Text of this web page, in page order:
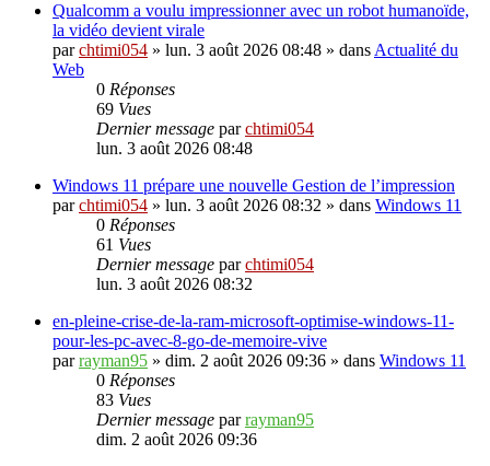
Qualcomm a voulu impressionner avec un robot humanoïde,
la vidéo devient virale
parchtimi054 » lun. 3 août 2026 08:48 » dans Actualité du
Web
0 Réponses
69 Vues
Dernier message parchtimi054
lun. 3 août 2026 08:48
Windows 11 prépare une nouvelle Gestion de l’impression
parchtimi054 » lun. 3 août 2026 08:32 » dans Windows 11
0 Réponses
61 Vues
Dernier message parchtimi054
lun. 3 août 2026 08:32
en-pleine-crise-de-la-ram-microsoft-optimise-windows-11-
pour-les-pc-avec-8-go-de-memoire-vive
parrayman95 » dim. 2 août 2026 09:36 » dans Windows 11
0 Réponses
83 Vues
Dernier message parrayman95
dim. 2 août 2026 09:36